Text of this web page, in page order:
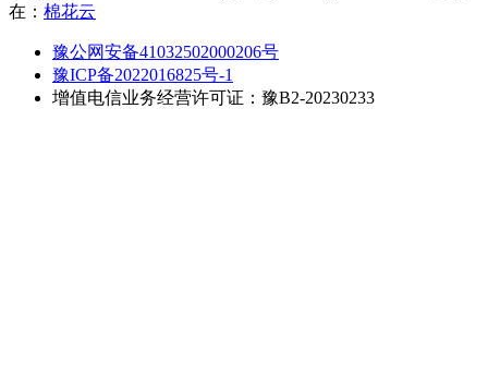
在： 棉花云
豫公网安备41032502000206号
豫ICP备2022016825号-1
增值电信业务经营许可证：豫B2-20230233